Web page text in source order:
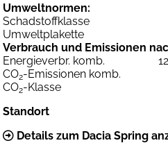
Umweltnormen:
Schadstoffklasse
Umweltplakette
Verbrauch und Emissionen
Energieverbr. komb.
CO2-Emissionen komb.
CO2-Klasse
Standort
Details zum Dacia Spring